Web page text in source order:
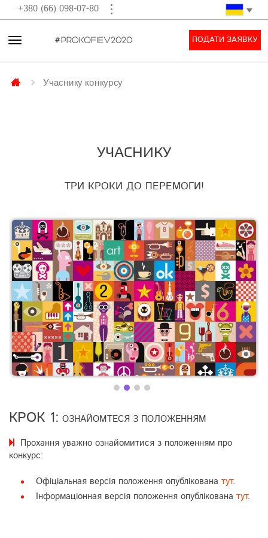
+380 (66) 098-07-80
ПОДАТИ ЗАЯВКУ
Учаснику конкурсу
УЧАСНИКУ
ТРИ КРОКИ ДО ПЕРЕМОГИ!
КРОК 1: ОЗНАЙОМТЕСЯ З ПОЛОЖЕННЯМ
Прохання уважно ознайомитися з положенням про
конкурс:
Офіціальная версія положення опублікована тут.
Інформаціонная версія положення опублікована тут.